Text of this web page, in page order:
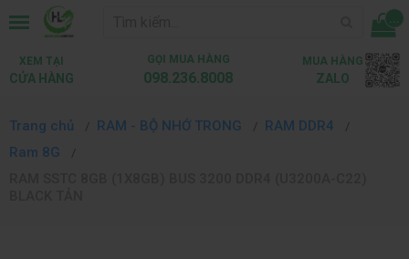
...
XEM TẠI
CỬA HÀNG
GỌI MUA HÀNG
098.236.8008
MUA HÀNG
ZALO
Trang chủ RAM - BỘ NHỚ TRONG
RAM DDR4
Ram 8G